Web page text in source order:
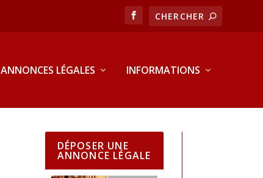
ANNONCES LÉGALES INFORMATIONS
DÉPOSER UNE
ANNONCE LÉGALE